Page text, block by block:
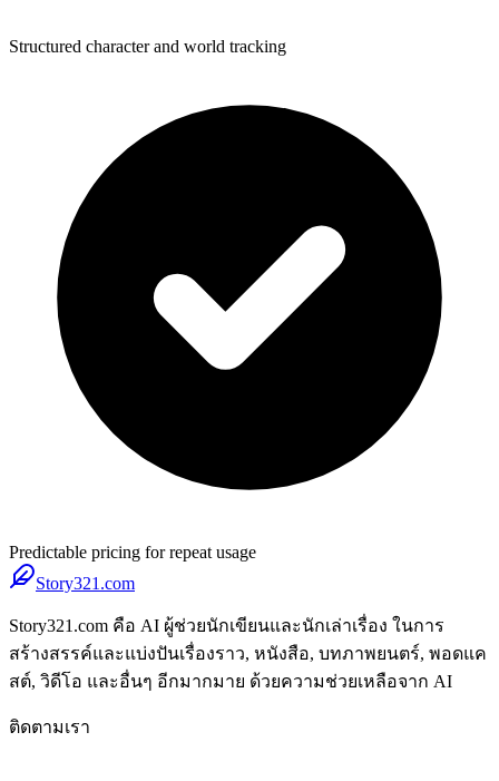
Structured character and world tracking
Predictable pricing for repeat usage
Story321.com
Story321.com คือ AI ผู้ช่วยนักเขียนและนักเล่าเรื่อง ในการ
สร้างสรรค์และแบ่งปันเรื่องราว, หนังสือ, บทภาพยนตร์, พอดแค
สต์, วิดีโอ และอื่นๆ อีกมากมาย ด้วยความช่วยเหลือจาก AI
ติดตามเรา